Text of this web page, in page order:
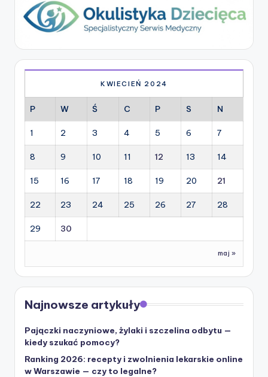
KWIECIEŃ 2024
P W Ś C P S N
1 2 3 4 5 6 7
8 9 10 11 12 13 14
15 16 17 18 19 20 21
22 23 24 25 26 27 28
29 30
maj »
Najnowsze artykuły
Pajączki naczyniowe, żylaki i szczelina odbytu —
kiedy szukać pomocy?
Ranking 2026: recepty i zwolnienia lekarskie online
w Warszawie — czy to legalne?